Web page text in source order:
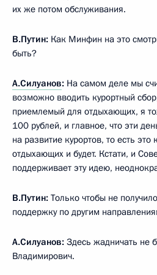
их же потом обслуживания.
В.Путин: Как Минфин на это
быть?
А.Силуанов: На самом деле мы
возможно вводить курортный
приемлемый для отдыхающих, я
100 рублей, и главное, что эти
на развитие курортов, то есть это
отдыхающих и будет. Кстати, и
поддерживает эту идею,
В.Путин: Только чтобы не
поддержку по другим
А.Силуанов: Здесь жадничать не
Владимирович.